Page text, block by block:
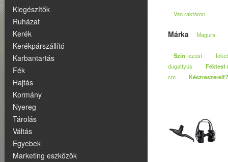
Kiegészítők
Ruházat
Kerék
Kerékpárszállító
Karbantartás
Fék
Hajtás
Kormány
Nyereg
Tárolás
Váltás
Egyebek
Marketing eszközök
Van raktáron
Márka Magura
Szín: ezüst
dugattyús
Féktest
cm